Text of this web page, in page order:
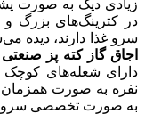
زیادی دیگ به صورت
در کترینگ‌های بزرگ و
سرو غذا دارند، دیده
اجاق گاز کته پز صنعتی
دارای شعله‌های کوچک
نفره به صورت همزمان
به صورت تخصصی سرو